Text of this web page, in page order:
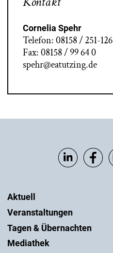
Cornelia Spehr
Telefon: 08158 / 251-126
Fax: 08158 / 99 64 0
spehr@eatutzing.de
Aktuell
Veranstaltungen
Tagen & Übernachten
Mediathek